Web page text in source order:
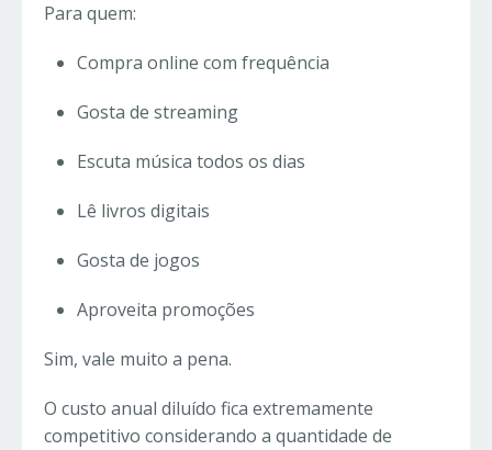
Para quem:
Compra online com frequência
Gosta de streaming
Escuta música todos os dias
Lê livros digitais
Gosta de jogos
Aproveita promoções
Sim, vale muito a pena.
O custo anual diluído fica extremamente
competitivo considerando a quantidade de